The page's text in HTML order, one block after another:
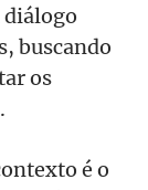
buscando
os
é o